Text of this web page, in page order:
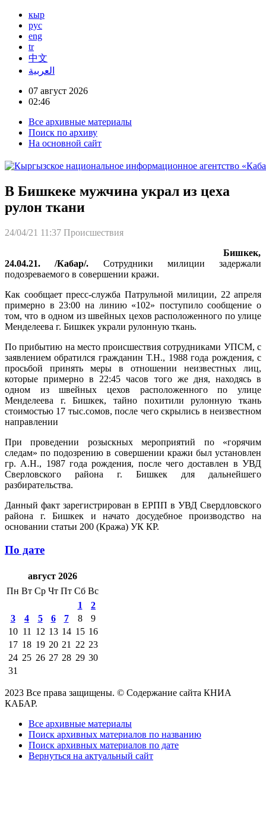
кыр
рус
eng
tr
中文
العربية
07 август 2026
02:46
Все архивные материалы
Поиск по архиву
На основной сайт
В Бишкеке мужчина украл из цеха
рулон ткани
24/04/21 11:37 Происшествия
Бишкек,
24.04.21. /Кабар/. Сотрудники милиции задержали
подозреваемого в совершении кражи.
Как сообщает пресс-служба Патрульной милиции, 22 апреля
примерно в 23:00 на линию «102» поступило сообщение о
том, что в одном из швейных цехов расположенного по улице
Менделеева г. Бишкек украли рулонную ткань.
По прибытию на место происшествия сотрудниками УПСМ, с
заявлением обратился гражданин Т.Н., 1988 года рождения, с
просьбой принять меры в отношении неизвестных лиц,
которые примерно в 22:45 часов того же дня, находясь в
одном из швейных цехов расположенного по улице
Менделеева г. Бишкек, тайно похитили рулонную ткань
стоимостью 17 тыс.сомов, после чего скрылись в неизвестном
направлении
При проведении розыскных мероприятий по «горячим
следам» по подозрению в совершении кражи был установлен
гр. А.Н., 1987 года рождения, после чего доставлен в УВД
Сверловского района г. Бишкек для дальнейшего
разбирательства.
Данный факт зарегистрирован в ЕРПП в УВД Свердловского
района г. Бишкек и начато досудебное производство на
основании статьи 200 (Кража) УК КР.
По дате
август 2026
Пн Вт Ср Чт Пт Сб Вс
1
2
3
4 5 6 7 8
9
10 11 12 13 14 15 16
17 18 19 20 21 22 23
24 25 26 27 28 29 30
31
2023 Все права защищены. © Содержание сайта КНИА
КАБАР.
Все архивные материалы
Поиск архивных материалов по названию
Поиск архивных материалов по дате
Вернуться на актуальный сайт